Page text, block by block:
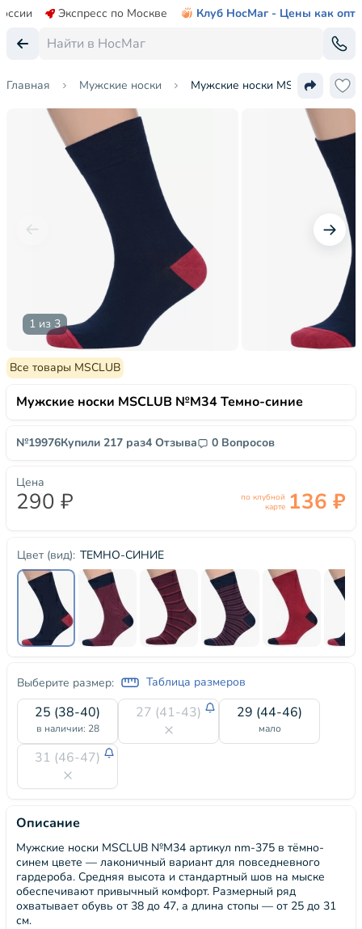
Экспресс по Москве Клуб НосМаг - Цены как опт
Главная Мужские носки Мужские носки MSCLUB №М34
1 из 3
Все товары MSCLUB
Мужские носки MSCLUB №М34 Темно-синие
№19976Купили 217 раз4 Отзыва 0 Вопросов
Цвет (вид): ТЕМНО-СИНИЕ
Выберите размер: Таблица размеров
25 (38-40)
в наличии: 28
27 (41-43) 29 (44-46)
мало
31 (46-47)
Цена
290 ₽
по клубной
карте 136 ₽
Описание
Мужские носки MSCLUB №М34 артикул nm-375 в тёмно-
синем цвете — лаконичный вариант для повседневного
гардероба. Средняя высота и стандартный шов на мыске
обеспечивают привычный комфорт. Размерный ряд
охватывает обувь от 38 до 47, а длина стопы — от 25 до 31
см.